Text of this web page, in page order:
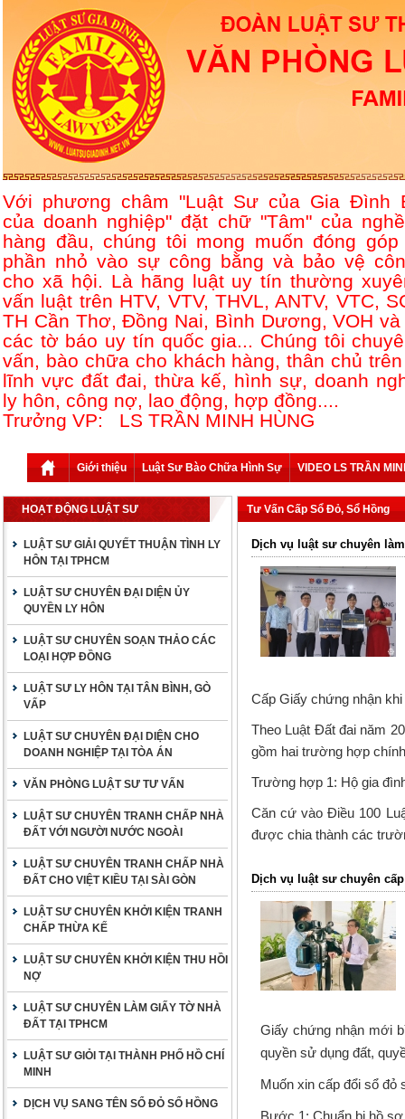
Với phương châm "Luật Sư của Gia Đình
của doanh nghiệp" đặt chữ "Tâm" của
hàng đầu, chúng tôi mong muốn đóng góp
phần nhỏ vào sự công bằng và bảo vệ
cho xã hội. Là hãng luật uy tín thường
vấn luật trên HTV, VTV, THVL, ANTV, VTC,
TH Cần Thơ, Đồng Nai, Bình Dương, VOH và
các tờ báo uy tín quốc gia... Chúng tôi
vấn, bào chữa cho khách hàng, thân chủ
lĩnh vực đất đai, thừa kế, hình sự, doanh
ly hôn, công nợ, lao động, hợp đồng....
Trưởng VP: LS TRẦN MINH HÙNG
Giới thiệu Luật Sư Bào Chữa Hình Sự VIDEO LS TRẦN
HOẠT ĐỘNG LUẬT SƯ
LUẬT SƯ GIẢI QUYẾT THUẬN TÌNH LY
HÔN TẠI TPHCM
LUẬT SƯ CHUYÊN ĐẠI DIỆN ỦY
QUYỀN LY HÔN
LUẬT SƯ CHUYÊN SOẠN THẢO CÁC
LOẠI HỢP ĐỒNG
LUẬT SƯ LY HÔN TẠI TÂN BÌNH, GÒ
VẤP
LUẬT SƯ CHUYÊN ĐẠI DIỆN CHO
DOANH NGHIỆP TẠI TÒA ÁN
VĂN PHÒNG LUẬT SƯ TƯ VẤN
LUẬT SƯ CHUYÊN TRANH CHẤP NHÀ
ĐẤT VỚI NGƯỜI NƯỚC NGOÀI
LUẬT SƯ CHUYÊN TRANH CHẤP NHÀ
ĐẤT CHO VIỆT KIỀU TẠI SÀI GÒN
LUẬT SƯ CHUYÊN KHỞI KIỆN TRANH
CHẤP THỪA KẾ
LUẬT SƯ CHUYÊN KHỞI KIỆN THU HỒI
NỢ
LUẬT SƯ CHUYÊN LÀM GIẤY TỜ NHÀ
ĐẤT TẠI TPHCM
LUẬT SƯ GIỎI TẠI THÀNH PHỐ HỒ CHÍ
MINH
DỊCH VỤ SANG TÊN SỔ ĐỎ SỔ HỒNG
Tư Vấn Cấp Sổ Đỏ, Sổ Hồng
Dịch vụ luật sư chuyên
Cấp Giấy chứng nhận
Theo Luật Đất đai năm
gồm hai trường hợp
Trường hợp 1: Hộ gia
Căn cứ vào Điều 100
được chia thành các
Dịch vụ luật sư chuyên
Giấy chứng nhận mới
quyền sử dụng đất,
Muốn xin cấp đổi sổ đỏ
Bước 1: Chuẩn bị hồ sơ